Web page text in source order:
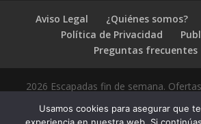
Aviso Legal ¿Quiénes somos?
Política de Privacidad
Preguntas frecuentes
2026 Escapadas fin de semana.
Usamos cookies para asegurar que